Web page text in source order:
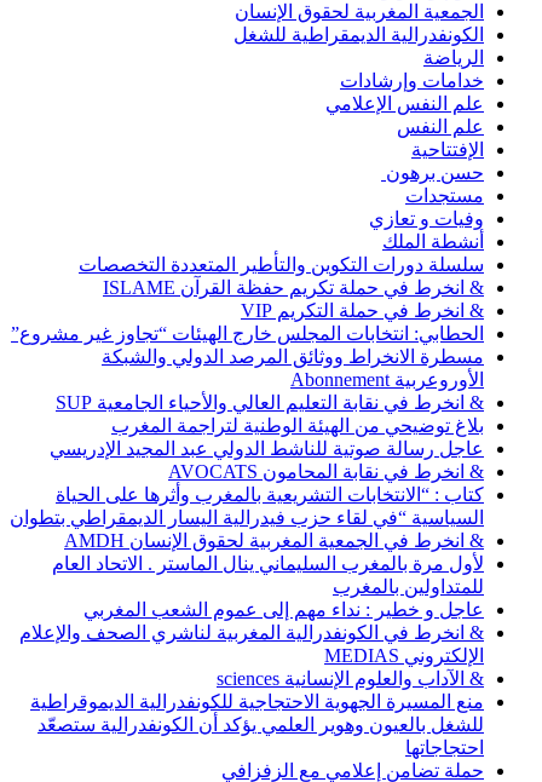
الجمعية المغربية لحقوق الإنسان
الكونفدرالية الديمقراطية للشغل
الرياضة
خدامات وإرشادات
علم النفس الإعلامي
علم النفس
الإفتتاحية
حسن برهون
مستجدات
وفيات و تعازي
أنشطة الملك
سلسلة دورات التكوين والتأطير المتعددة التخصصات
& انخرط في حملة تكريم حفظة القرآن ISLAME
& انخرط في حملة التكريم VIP
الحطابي: انتخابات المجلس خارج الهيئات “تجاوز غير مشروع”
مسطرة الانخراط ووثائق المرصد الدولي والشبكة
الأوروعربية Abonnement
& انخرط في نقابة التعليم العالي والأحياء الجامعية SUP
بلاغ توضيحي من الهيئة الوطنية لتراجمة المغرب
عاجل رسالة صوتية للناشط الدولي عبد المجيد الإدريسي
& انخرط في نقابة المحامون AVOCATS
كتاب : “الانتخابات التشريعية بالمغرب وأثرها على الحياة
السياسية “في لقاء حزب فيدرالية اليسار الديمقراطي بتطوان
& انخرط في الجمعية المغربية لحقوق الإنسان AMDH
لأول مرة بالمغرب السليماني ينال الماستر . الاتحاد العام
للمتداولين بالمغرب
عاجل و خطير : نداء مهم إلى عموم الشعب المغربي
& انخرط في الكونفدرالية المغربية لناشري الصحف والإعلام
الإلكتروني MEDIAS
& الآداب والعلوم الإنسانية sciences
منع المسيرة الجهوية الاحتجاجية للكونفدرالية الديموقراطية
للشغل بالعيون وهوير العلمي يؤكد أن الكونفدرالية ستصعّد
احتجاجاتها
حملة تضامن إعلامي مع الزفزافي